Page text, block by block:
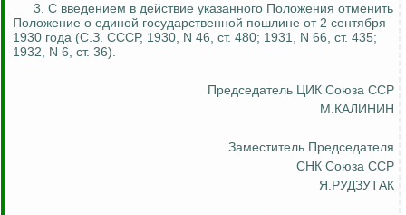
3. С введением в действие указанного Положения отменить
Положение о единой государственной пошлине от 2 сентября
1930 года (С.З. СССР, 1930, N 46, ст. 480; 1931, N 66, ст. 435;
1932, N 6, ст. 36).
Председатель ЦИК Союза ССР
М.КАЛИНИН
Заместитель Председателя
СНК Союза ССР
Я.РУДЗУТАК